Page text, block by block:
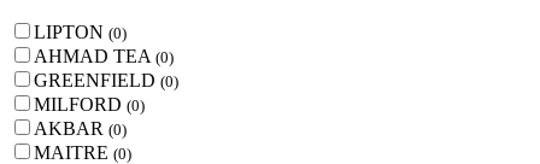
LIPTON (0)
AHMAD TEA (0)
GREENFIELD (0)
MILFORD (0)
AKBAR (0)
MAITRE (0)